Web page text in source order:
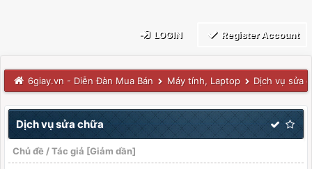
LOGIN Register Account
6giay.vn - Diễn Đàn Mua Bán Máy tính, Laptop Dịch vụ sửa
Dịch vụ sửa chữa
Chủ đề /Tác giả [Giảm dần]